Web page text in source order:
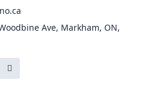
Ave, Markham, ON,